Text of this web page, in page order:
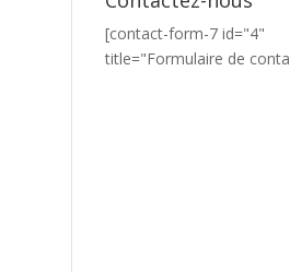
[contact-form-7 id="4"
title="Formulaire de